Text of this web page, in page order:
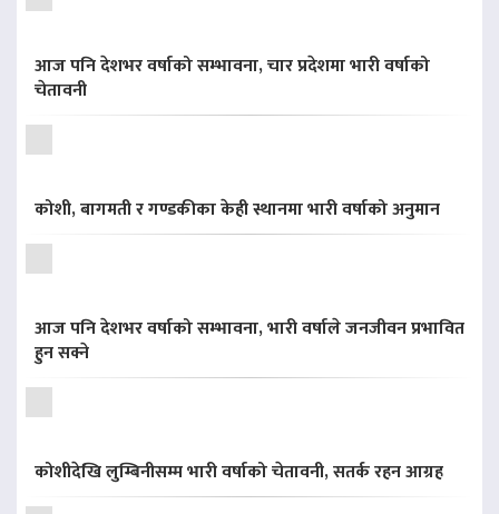
आज पनि देशभर वर्षाको सम्भावना, चार प्रदेशमा भारी वर्षाको
चेतावनी
कोशी, बागमती र गण्डकीका केही स्थानमा भारी वर्षाको अनुमान
आज पनि देशभर वर्षाको सम्भावना, भारी वर्षाले जनजीवन प्रभावित
हुन सक्ने
कोशीदेखि लुम्बिनीसम्म भारी वर्षाको चेतावनी, सतर्क रहन आग्रह